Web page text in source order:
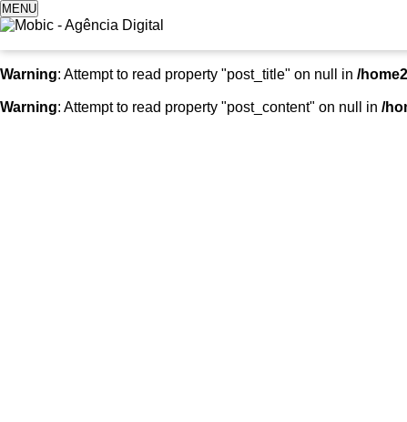
MENU
Warning: Attempt to read property "post_title" on null in /
Warning: Attempt to read property "post_content" on null in /